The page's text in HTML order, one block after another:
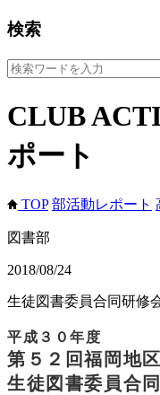
検索
CLUB
ポート
TOP 部活動レポート
図書部
2018/08/24
生徒図書委員合同研修
平成３０年度
第５２回福岡地
生徒図書委員合